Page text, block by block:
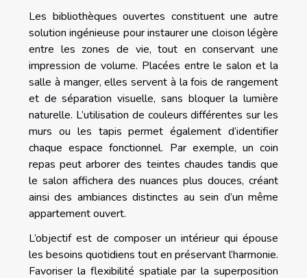
Les bibliothèques ouvertes constituent une autre
solution ingénieuse pour instaurer une cloison légère
entre les zones de vie, tout en conservant une
impression de volume. Placées entre le salon et la
salle à manger, elles servent à la fois de rangement
et de séparation visuelle, sans bloquer la lumière
naturelle. L’utilisation de couleurs différentes sur les
murs ou les tapis permet également d’identifier
chaque espace fonctionnel. Par exemple, un coin
repas peut arborer des teintes chaudes tandis que
le salon affichera des nuances plus douces, créant
ainsi des ambiances distinctes au sein d’un même
appartement ouvert.
L’objectif est de composer un intérieur qui épouse
les besoins quotidiens tout en préservant l’harmonie.
Favoriser la flexibilité spatiale par la superposition